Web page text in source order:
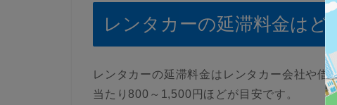
レンタカーの延滞料金はど
レンタカーの延滞料金はレンタカー会社や
当たり800～1,500円ほどが目安です。